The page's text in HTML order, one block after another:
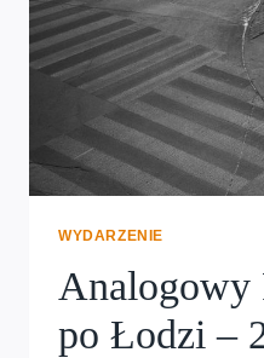
WYDARZENIE
Analogowy
po Łodzi –